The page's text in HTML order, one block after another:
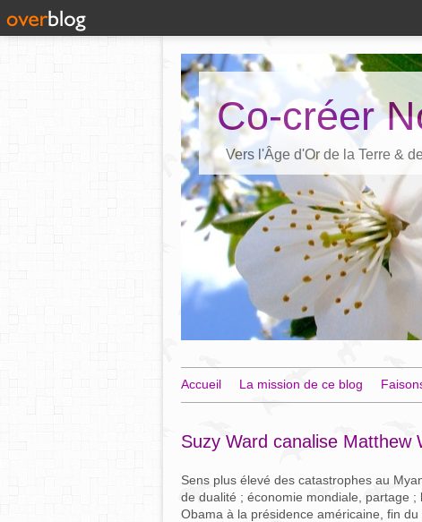
Co-créer
Vers l'Âge d'Or de la Terre &
Accueil La mission de ce blog
Suzy Ward canalise Matthew
Sens plus élevé des catastrophes au
de dualité ; économie mondiale, partage
Obama à la présidence américaine, fin du